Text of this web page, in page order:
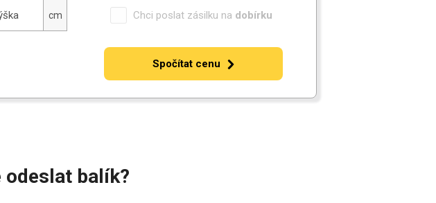
cm Chci poslat zásilku na dobírku
Spočítat cenu
odeslat balík?